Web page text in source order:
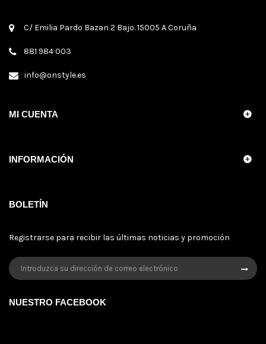
C/ Emilia Pardo Bazan 2 Bajo. 15005 A Coruña
881 984 003
info@onstyle.es
MI CUENTA
INFORMACIÓN
BOLETÍN
Registrarse para recibir las últimas noticias y promoción
NUESTRO FACEBOOK